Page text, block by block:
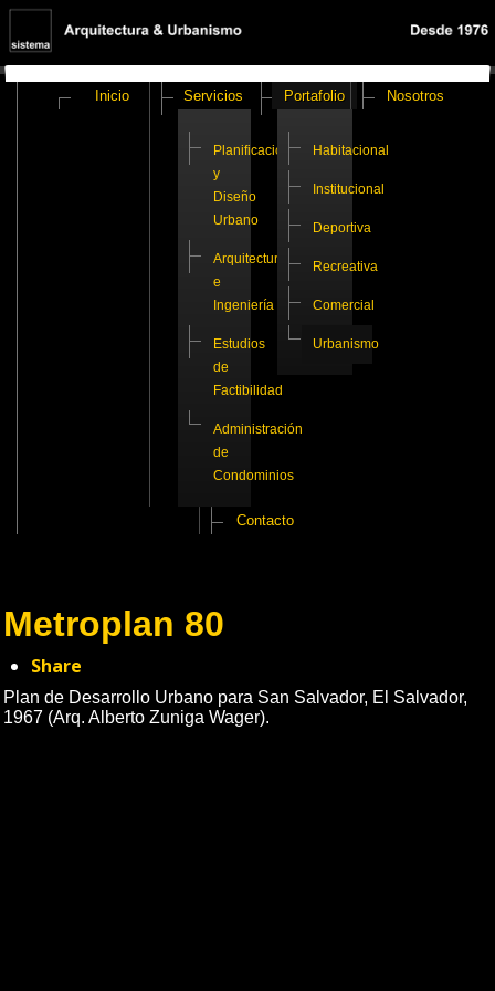
Inicio Servicios
Planificación
y
Diseño
Urbano
Arquitectura
e
Ingeniería
Estudios
de
Factibilidad
Administración
de
Condominios
Portafolio
Habitacional
Institucional
Deportiva
Recreativa
Comercial
Urbanismo
Nosotros
Contacto
Metroplan 80
Share
Plan de Desarrollo Urbano para San Salvador, El Salvador,
1967 (Arq. Alberto Zuniga Wager).